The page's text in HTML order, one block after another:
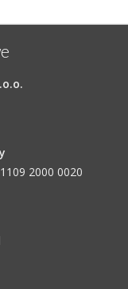
2000 0020